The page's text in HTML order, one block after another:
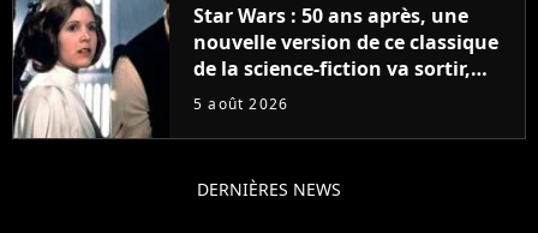
Star Wars : 50 ans après, une
nouvelle version de ce classique
de la science-fiction va sortir,
mais on ne la verra jamais en
5 août 2026
DERNIÈRES NEWS